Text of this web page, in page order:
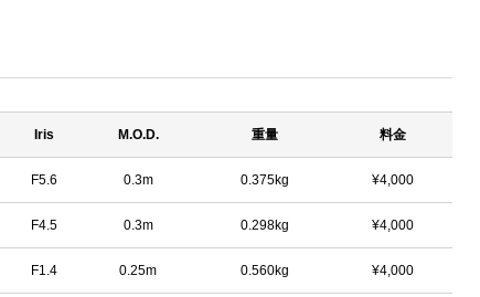
Iris M.O.D. 重量 料金
F5.6 0.3m 0.375kg ¥4,000
F4.5 0.3m 0.298kg ¥4,000
F1.4 0.25m 0.560kg ¥4,000